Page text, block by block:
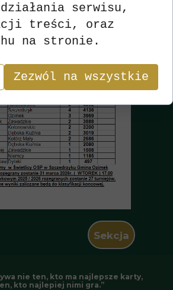
Sekcja
nie ten, kto ma najlepsze karty,
kto najlepiej nimi gra.”
serwisu,
treści, oraz
na stronie.
Zezwól na wszystkie